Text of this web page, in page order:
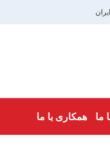
ما همکاری با ما